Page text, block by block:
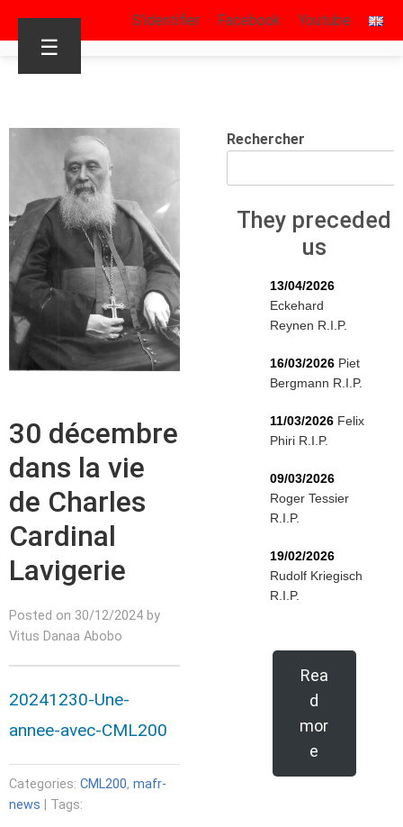
S’identifier Facebook Youtube
☰
30 décembre
dans la vie
de Charles
Cardinal
Lavigerie
Posted on 30/12/2024 by
Vitus Danaa Abobo
20241230-Une-
annee-avec-CML200
Categories: CML200, mafr-
news | Tags:
Rechercher
They preceded
us
13/04/2026
Eckehard
Reynen R.I.P.
16/03/2026 Piet
Bergmann R.I.P.
11/03/2026 Felix
Phiri R.I.P.
09/03/2026
Roger Tessier
R.I.P.
19/02/2026
Rudolf Kriegisch
R.I.P.
Rea
d
mor
e